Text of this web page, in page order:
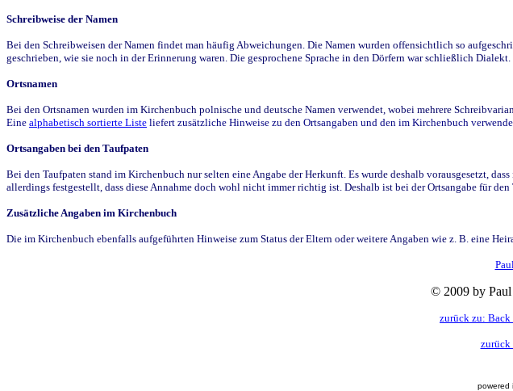
Schreibweise der Namen
Bei den Schreibweisen der Namen findet man häufig Abweichungen. Die Namen wurden offensichtlich so
geschrieben, wie sie noch in der Erinnerung waren. Die gesprochene Sprache in den Dörfern war schließlich
Ortsnamen
Bei den Ortsnamen wurden im Kirchenbuch polnische und deutsche Namen verwendet, wobei mehrere
Eine alphabetisch sortierte Liste liefert zusätzliche Hinweise zu den Ortsangaben und den im Kirchenbuch
Ortsangaben bei den Taufpaten
Bei den Taufpaten stand im Kirchenbuch nur selten eine Angabe der Herkunft. Es wurde deshalb vorausgesetzt,
allerdings festgestellt, dass diese Annahme doch wohl nicht immer richtig ist. Deshalb ist bei der Ortsangabe für
Zusätzliche Angaben im Kirchenbuch
Die im Kirchenbuch ebenfalls aufgeführten Hinweise zum Status der Eltern oder weitere Angaben wie z. B. eine
© 2009 by
zurück zu: Back
zurück
powered